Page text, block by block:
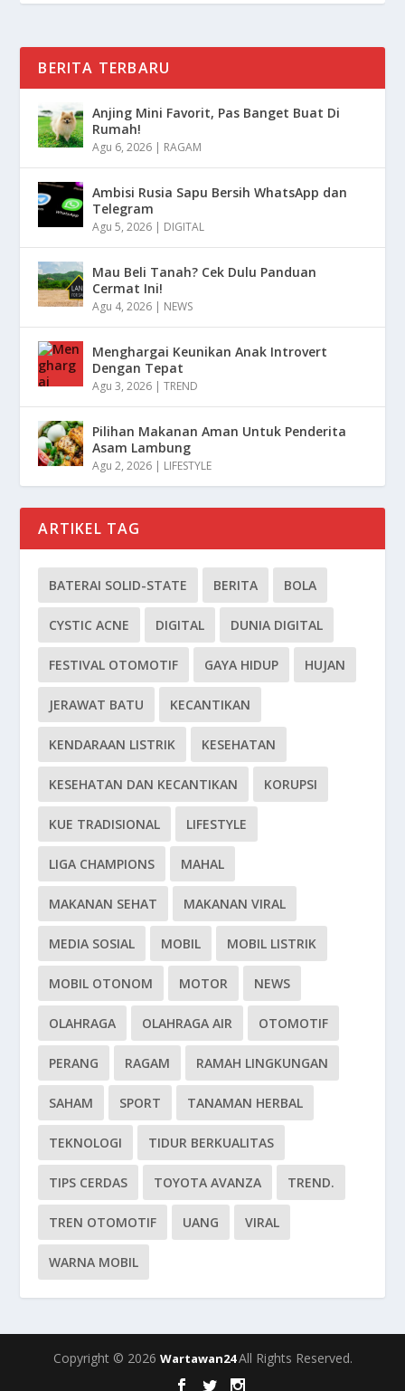
BERITA TERBARU
Anjing Mini Favorit, Pas Banget Buat Di
Rumah!
Agu 6, 2026 | RAGAM
Ambisi Rusia Sapu Bersih WhatsApp dan
Telegram
Agu 5, 2026 | DIGITAL
Mau Beli Tanah? Cek Dulu Panduan
Cermat Ini!
Agu 4, 2026 | NEWS
Menghargai Keunikan Anak Introvert
Dengan Tepat
Agu 3, 2026 |TREND
Pilihan Makanan Aman Untuk Penderita
Asam Lambung
Agu 2, 2026 | LIFESTYLE
ARTIKEL TAG
BATERAI SOLID-STATE BERITA BOLA
CYSTIC ACNE DIGITAL DUNIA DIGITAL
FESTIVAL OTOMOTIF GAYA HIDUP HUJAN
JERAWAT BATU KECANTIKAN
KENDARAAN LISTRIK KESEHATAN
KESEHATAN DAN KECANTIKAN KORUPSI
KUE TRADISIONAL LIFESTYLE
LIGA CHAMPIONS MAHAL
MAKANAN SEHAT MAKANAN VIRAL
MEDIA SOSIAL MOBIL MOBIL LISTRIK
MOBIL OTONOM MOTOR NEWS
OLAHRAGA OLAHRAGA AIR OTOMOTIF
PERANG RAGAM RAMAH LINGKUNGAN
SAHAM SPORT TANAMAN HERBAL
TEKNOLOGI TIDUR BERKUALITAS
TIPS CERDAS TOYOTA AVANZA TREND.
TREN OTOMOTIF UANG VIRAL
WARNA MOBIL
Copyright © 2026 Wartawan24All Rights Reserved.